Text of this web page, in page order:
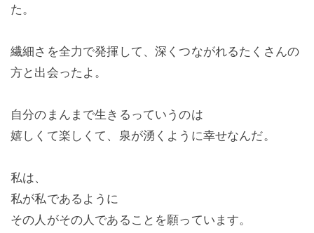
た。
繊細さを全力で発揮して、深くつながれるたくさんの
方と出会ったよ。
自分のまんまで生きるっていうのは
嬉しくて楽しくて、泉が湧くように幸せなんだ。
私は、
私が私であるように
その人がその人であることを願っています。